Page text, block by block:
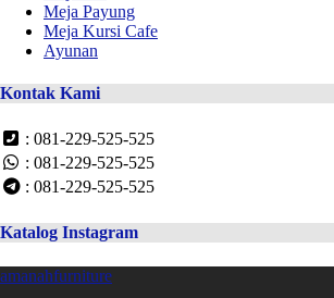
Meja Payung
Meja Kursi Cafe
Ayunan
Kontak Kami
: 081-229-525-525
: 081-229-525-525
: 081-229-525-525
Katalog Instagram
amanahfurniture